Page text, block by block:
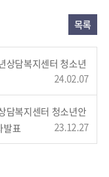
목록
상담복지센터 청소년
24.02.07
담복지센터 청소년안
발표
23.12.27